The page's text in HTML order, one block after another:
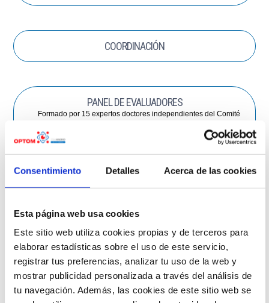
Consentimiento Detalles Acerca de las cookies
Esta página web usa cookies
Este sitio web utiliza cookies propias y de terceros para
elaborar estadísticas sobre el uso de este servicio,
registrar tus preferencias, analizar tu uso de la web y
mostrar publicidad personalizada a través del análisis de
tu navegación. Además, las cookies de este sitio web se
COORDINACIÓN
PANEL DE EVALUADORES
Formado por 15 expertos doctores independientes del Comité
PATROCINADORES
INSTITUCIONALES